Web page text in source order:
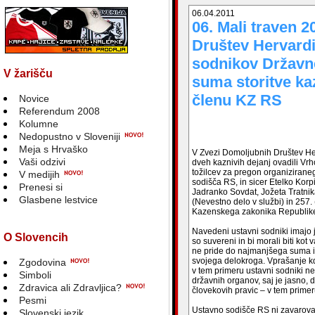
V žarišču
Novice
Referendum 2008
Kolumne
Nedopustno v Sloveniji
Meja s Hrvaško
Vaši odzivi
V medijih
Prenesi si
Glasbene lestvice
O Slovencih
Zgodovina
Simboli
Zdravica ali Zdravljica?
Pesmi
06.04.2011
06. Mali traven
Društev
sodnikov
suma storitve
členu KZ RS
V Zvezi Domoljubnih Društev
dveh kaznivih dejanj ovadili
tožilcev za pregon
sodišča RS, in sicer Etelko
Jadranko Sovdat, Jožeta
(Nevestno delo v službi) in
Kazenskega zakonika
Navedeni ustavni sodniki
so suvereni in bi morali biti kot
ne pride do najmanjšega suma
svojega delokroga. Vprašanje
v tem primeru ustavni sodniki
državnih organov, saj je jasno,
človekovih pravic – v tem
Ustavno sodišče RS ni